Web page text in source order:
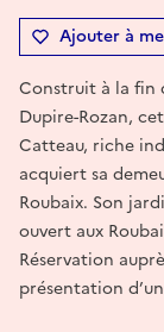
Ajouter à
Construit à la fin
Dupire-Rozan,
Catteau, riche
acquiert sa
Roubaix. Son
ouvert aux
Réservation
présentation